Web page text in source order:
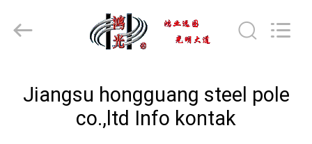
co.,ltd.
Jiangsu hongguang steel pole
co.,ltd Info kontak